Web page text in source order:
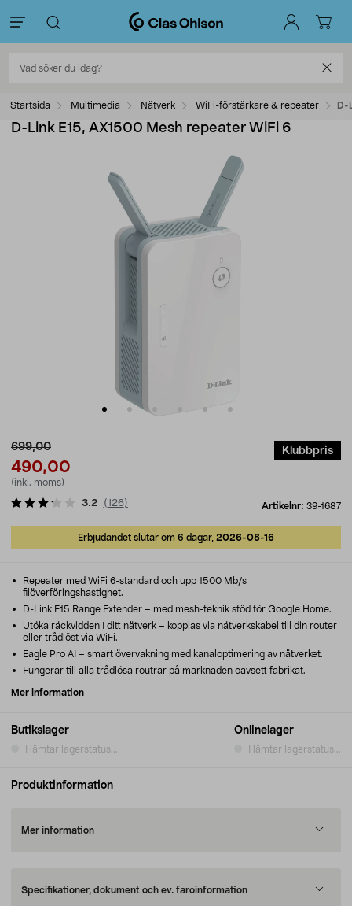
Startsida Multimedia Nätverk WiFi-förstärkare & repeater D-
D-Link E15, AX1500 Mesh repeater WiFi 6
699,00
490,00
(inkl. moms)
Klubbpris
Artikelnr: 39-1687
3.2 (126)
Erbjudandet slutar om 6 dagar, 2026-08-16
Butikslager
Hämtar lagerstatus...
Onlinelager
Hämtar lagerstatus...
Repeater med WiFi 6-standard och upp 1500 Mb/s
filöverföringshastighet.
D-Link E15 Range Extender – med mesh-teknik stöd för Google Home.
Utöka räckvidden I ditt nätverk – kopplas via nätverkskabel till din router
eller trådlöst via WiFi.
Eagle Pro AI – smart övervakning med kanaloptimering av nätverket.
Fungerar till alla trådlösa routrar på marknaden oavsett fabrikat.
Mer information
Produktinformation
Mer information
Specifikationer, dokument och ev. faroinformation